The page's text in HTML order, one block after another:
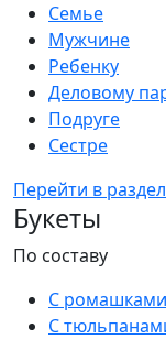
Семье
Мужчине
Ребенку
Деловому
Подруге
Сестре
Перейти в раздел
Букеты
По составу
С ромашками
С